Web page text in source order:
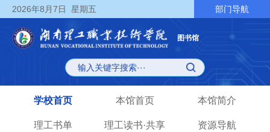
2026年8月7日 星期五 部门导航
图书馆
学校首页 本馆首页 本馆简介
理工书单
理工读书·共享
资源导航